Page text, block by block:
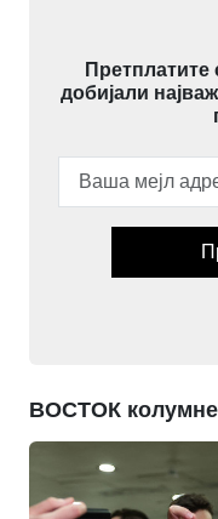
добијали
ВОСТОК колумне